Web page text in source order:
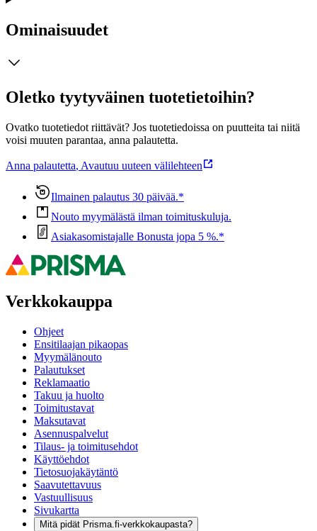
Ominaisuudet
Oletko tyytyväinen tuotetietoihin?
Ovatko tuotetiedot riittävät? Jos tuotetiedoissa on puutteita tai niitä
voisi muuten parantaa, anna palautetta.
Anna palautetta, Avautuu uuteen välilehteen
Ilmainen palautus 30 päivää.*
Nouto myymälästä ilman toimituskuluja.
Asiakasomistajalle Bonusta jopa 5 %.*
Verkkokauppa
Ohjeet
Ensitilaajan pikaopas
Myymälänouto
Palautukset
Reklamaatio
Takuu ja huolto
Toimitustavat
Maksutavat
Asennuspalvelut
Tilaus- ja toimitusehdot
Käyttöehdot
Tietosuojakäytäntö
Saavutettavuus
Vastuullisuus
Sivukartta
Mitä pidät Prisma.fi-verkkokaupasta?